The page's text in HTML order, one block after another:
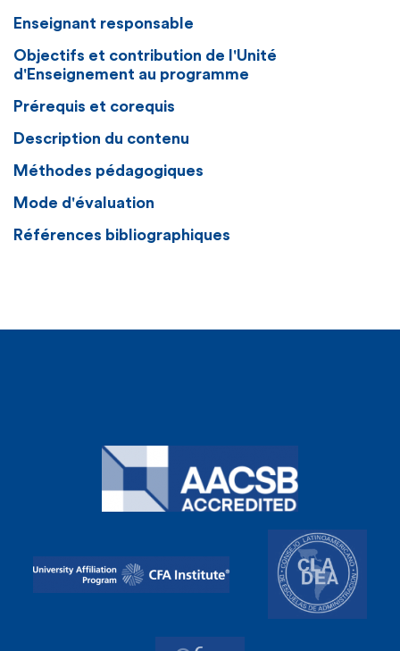
Enseignant responsable
Objectifs et contribution de l'Unité
d'Enseignement au programme
Prérequis et corequis
Description du contenu
Méthodes pédagogiques
Mode d'évaluation
Références bibliographiques